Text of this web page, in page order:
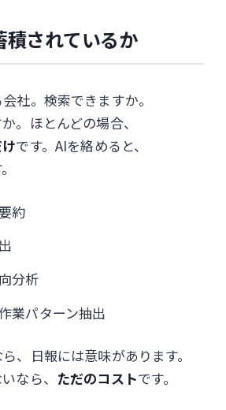
積されているか
社。検索できますか。
。ほとんどの場合、
です。AIを絡めると、
約
分析
業パターン抽出
、日報には意味があります。
なら、 ただのコストです。